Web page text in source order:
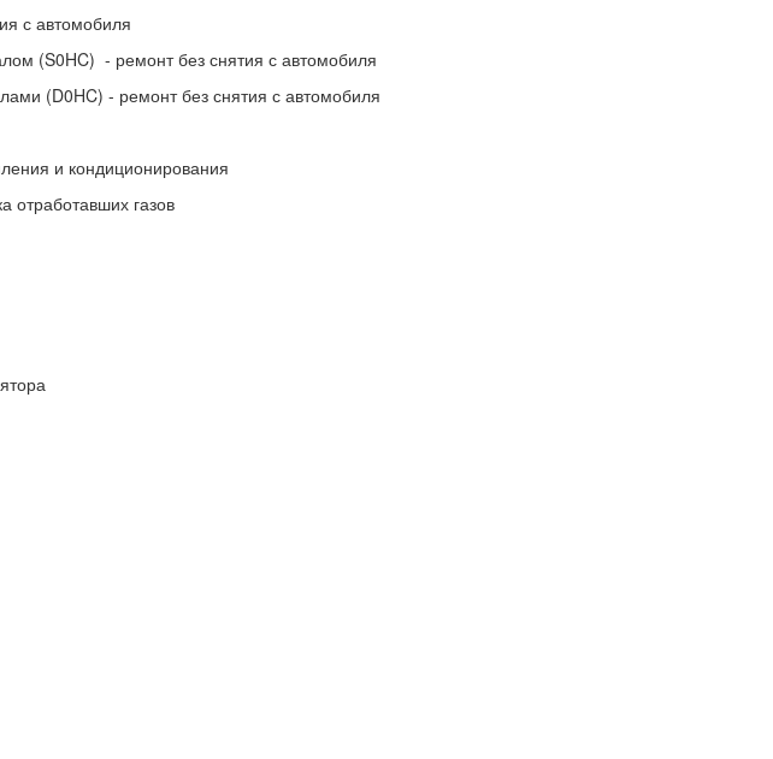
с автомобиля
(S0HC) - ремонт без снятия с автомобиля
(D0HC) - ремонт без снятия с автомобиля
и кондиционирования
отработавших газов